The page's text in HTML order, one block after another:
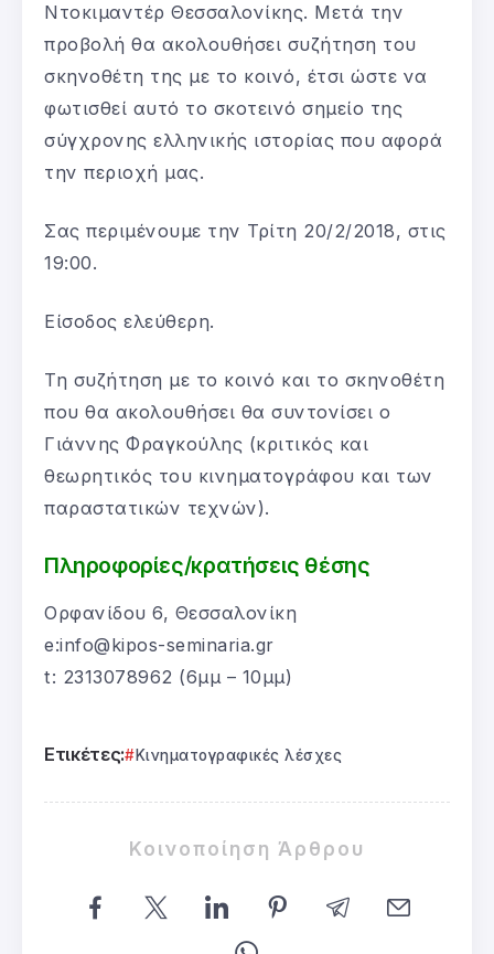
Ντοκιμαντέρ Θεσσαλονίκης. Μετά την
προβολή θα ακολουθήσει συζήτηση του
σκηνοθέτη της με το κοινό, έτσι ώστε να
φωτισθεί αυτό το σκοτεινό σημείο της
σύγχρονης ελληνικής ιστορίας που αφορά
την περιοχή μας.
Σας περιμένουμε την Τρίτη 20/2/2018, στις
19:00.
Είσοδος ελεύθερη.
Τη συζήτηση με το κοινό και το σκηνοθέτη
που θα ακολουθήσει θα συντονίσει ο
Γιάννης Φραγκούλης (κριτικός και
θεωρητικός του κινηματογράφου και των
παραστατικών τεχνών).
Πληροφορίες/κρατήσεις θέσης
Ορφανίδου 6, Θεσσαλονίκη
e:info@kipos-seminaria.gr
t: 2313078962 (6μμ – 10μμ)
Ετικέτες: Κινηματογραφικές λέσχες
Κοινοποίηση Άρθρου